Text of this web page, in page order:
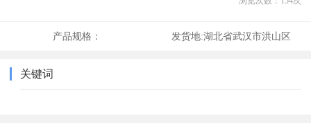
产品规格： 发货地:湖北省武汉市洪山区
关键词